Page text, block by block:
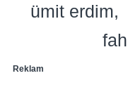
ümit erdim
Reklam